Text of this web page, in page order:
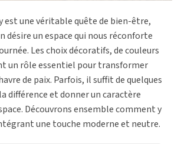
est une véritable quête de bien-être,
désire un espace qui nous réconforte
Les choix décoratifs, de couleurs
un rôle essentiel pour transformer
de paix. Parfois, il suffit de quelques
différence et donner un caractère
Découvrons ensemble comment y
une touche moderne et neutre.